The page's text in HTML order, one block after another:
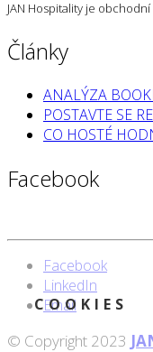
COOKIES
JAN Hospitality je obchodní
Články
ANALÝZA
POSTAVTE SE
CO HOSTÉ
Facebook
Facebook
LinkedIn
Email
© Copyright 2023